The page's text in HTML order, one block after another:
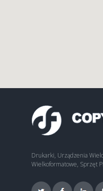
Drukarki, Urządzenia
Wielkoformatowe, Sprzęt